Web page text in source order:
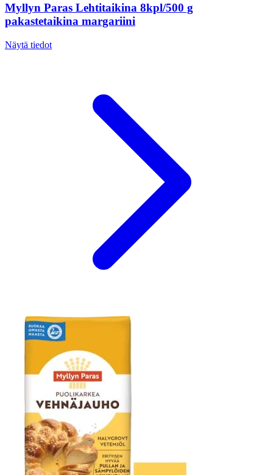
Myllyn Paras Lehtitaikina 8kpl/500 g
pakastetaikina margariini
Näytä tiedot